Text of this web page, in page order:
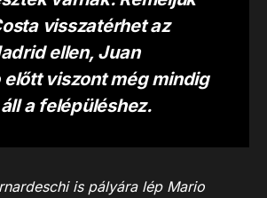
visszatérhet az
ellen, Juan
előtt viszont még mindig
a felépüléshez.
is pályára lép Mario